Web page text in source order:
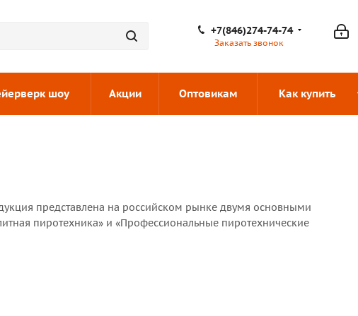
+7(846)274-74-74
Заказать звонок
шоу Акции Оптовикам Как купить
представлена на российском рынке двумя основными
пиротехника» и «Профессиональные пиротехнические